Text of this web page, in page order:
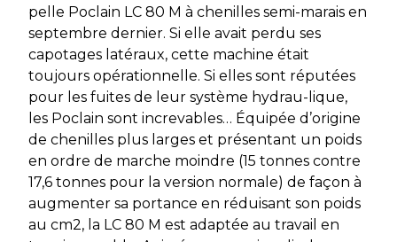
pelle Poclain LC 80 M à chenilles semi-marais en
septembre dernier. Si elle avait perdu ses
capotages latéraux, cette machine était
toujours opérationnelle. Si elles sont réputées
pour les fuites de leur système hydrau-lique,
les Poclain sont increvables… Équipée d’origine
de chenilles plus larges et présentant un poids
en ordre de marche moindre (15 tonnes contre
17,6 tonnes pour la version normale) de façon à
augmenter sa portance en réduisant son poids
au cm2, la LC 80 M est adaptée au travail en